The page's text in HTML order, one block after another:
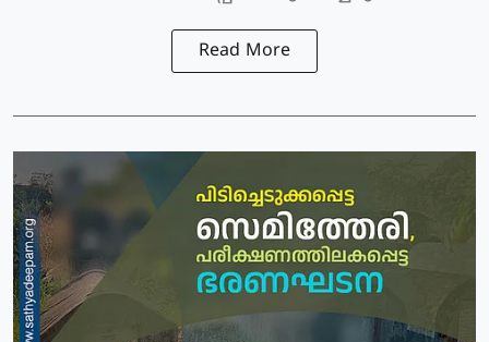
Read More